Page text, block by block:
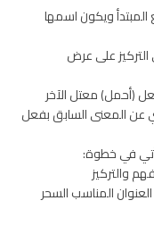
ويكون اسمها
على عرض
(أحمل) معتل الآخر
عن المعنى السابق بفعل
في خطوة:
والتركيز
المناسب السحر